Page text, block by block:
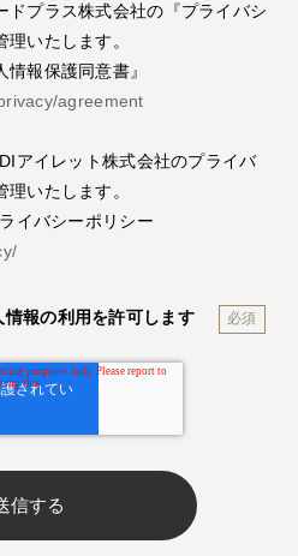
ドプラス株式会社の『プライバシ
いたします。
報保護同意書』
agreement
アイレット株式会社のプライバ
いたします。
イバシーポリシー
報の利用を許可します